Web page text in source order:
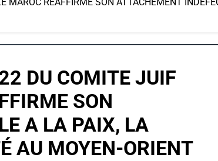
RÉAFFIRME SON ATTACHEMENT
DU COMITE JUIF
SON
A LA PAIX, LA
AU MOYEN-ORIENT